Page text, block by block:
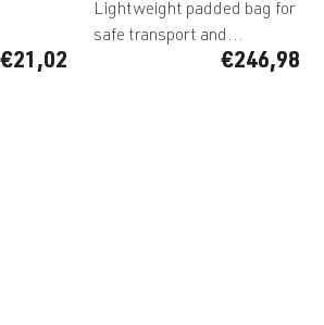
€21,02 €246,98
Lightweight padded bag for
safe transport and...